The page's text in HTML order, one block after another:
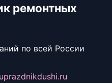
ремонтных
по всей России
prazdnikdushi.ru